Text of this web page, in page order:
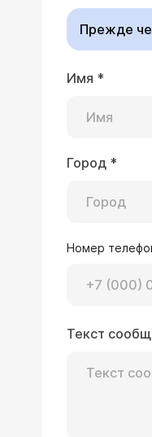
Прежде
Имя *
Город *
Номер
Текст